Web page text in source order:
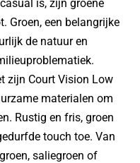
is, zijn groene
Groen, een belangrijke
de natuur en
zijn Court Vision Low
materialen om
Rustig en fris, groen
touch toe. Van
saliegroen of